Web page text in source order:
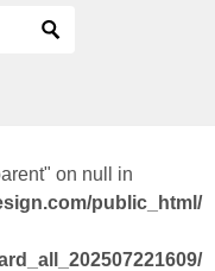
on null in
public_html/